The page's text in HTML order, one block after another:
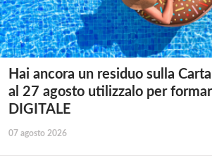
Hai ancora un residuo sulla
al 27 agosto utilizzalo per
DIGITALE
07 agosto 2026